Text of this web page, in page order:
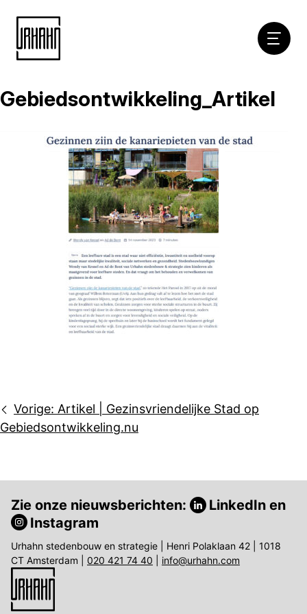
Naar
Gebiedsontwikkeling_Artikel
Bericht
navigatie
Vorige: Artikel | Gezinsvriendelijke Stad op
Gebiedsontwikkeling.nu
Zie onze nieuwsberichten: LinkedIn en
Instagram
Urhahn stedenbouw en strategie | Henri Polaklaan 42 | 1018
CT Amsterdam | 020 421 74 40 info@urhahn.com